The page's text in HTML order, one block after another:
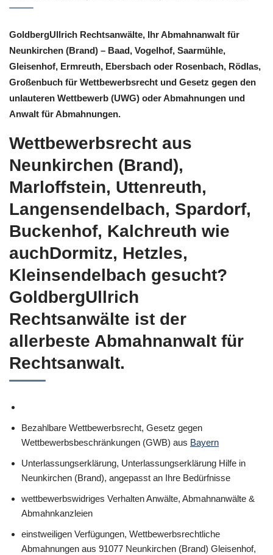
GoldbergUllrich Rechtsanwälte, Ihr Abmahnanwalt für
Neunkirchen (Brand) – Baad, Vogelhof, Saarmühle,
Gleisenhof, Ermreuth, Ebersbach oder Rosenbach, Rödlas,
Großenbuch für Wettbewerbsrecht und Gesetz gegen den
unlauteren Wettbewerb (UWG) oder Abmahnungen und
Anwalt für Abmahnungen.
Wettbewerbsrecht aus
Neunkirchen (Brand),
Marloffstein, Uttenreuth,
Langensendelbach, Spardorf,
Buckenhof, Kalchreuth wie
auchDormitz, Hetzles,
Kleinsendelbach gesucht?
GoldbergUllrich
Rechtsanwälte ist der
allerbeste Abmahnanwalt für
Rechtsanwalt.
Bezahlbare Wettbewerbsrecht, Gesetz gegen
Wettbewerbsbeschränkungen (GWB) aus Bayern
Unterlassungserklärung, Unterlassungserklärung Hilfe in
Neunkirchen (Brand), angepasst an Ihre Bedürfnisse
wettbewerbswidriges Verhalten Anwälte, Abmahnanwälte &
Abmahnkanzleien
einstweiligen Verfügungen, Wettbewerbsrechtliche
Abmahnungen aus 91077 Neunkirchen (Brand) Gleisenhof,